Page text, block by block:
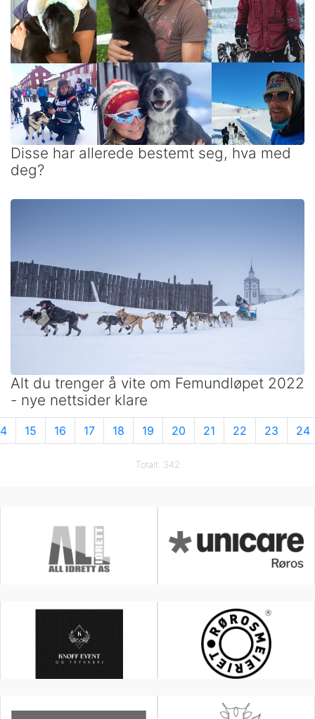
Disse har allerede bestemt seg, hva med
deg?
Alt du trenger å vite om Femundløpet 2022
- nye nettsider klare
15 16 17 18 19 20 21 22 23 24
Totalt: 342